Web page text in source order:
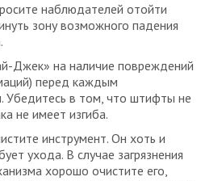
наблюдателей отойти
зону возможного падения
Джек» на наличие повреждений
перед каждым
Убедитесь в том, что штифты не
не имеет изгиба.
инструмент. Он хоть и
ухода. В случае загрязнения
хорошо очистите его,